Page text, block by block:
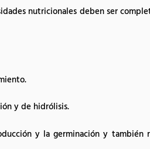
nutricionales deben ser
y de hidrólisis.
y la germinación y también